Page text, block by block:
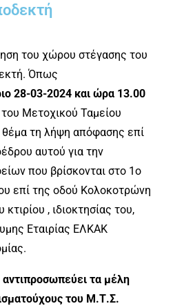
του χώρου στέγασης του
Όπως
28-03-2024 και ώρα 13.00
Μετοχικού Ταμείου
τη λήψη απόφασης επί
αυτού για την
που βρίσκονται στο 1ο
επί της οδού Κολοκοτρώνη
, ιδιοκτησίας του,
Εταιρίας ΕΛΚΑΚ
τα μέλη
του Μ.Τ.Σ.